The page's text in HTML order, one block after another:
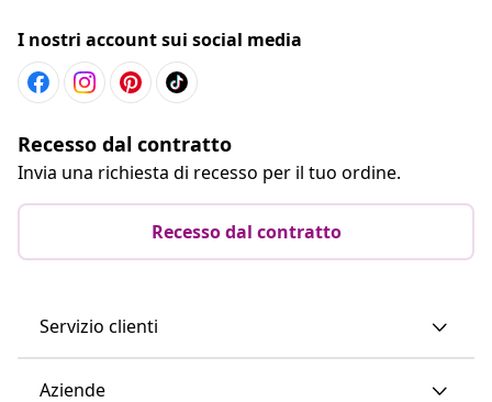
I nostri account sui social media
Recesso dal contratto
Invia una richiesta di recesso per il tuo ordine.
Recesso dal contratto
Servizio clienti
Aziende